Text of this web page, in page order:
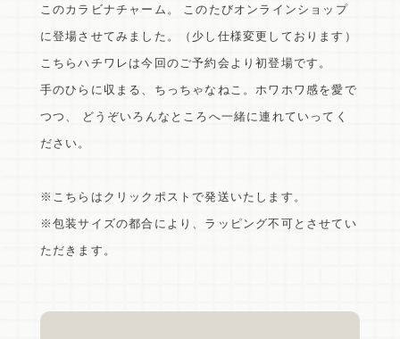
このカラビナチャーム。 このたびオンラインショップ
に登場させてみました。（少し仕様変更しております）
こちらハチワレは今回のご予約会より初登場です。
手のひらに収まる、ちっちゃなねこ。ホワホワ感を愛で
つつ、 どうぞいろんなところへ一緒に連れていってく
ださい。
※こちらはクリックポストで発送いたします。
※包装サイズの都合により、ラッピング不可とさせてい
ただきます。